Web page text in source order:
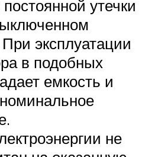
утечки
эксплуатации
в подобных
емкость и
не